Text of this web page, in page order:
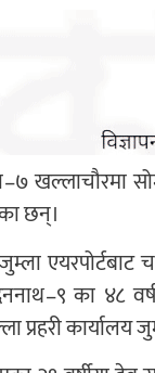
खल्लाचौरमा
छन्।
का ४८
प्रहरी कार्यालय